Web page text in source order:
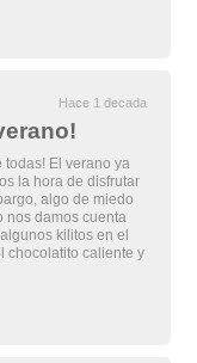
Hace 1 decada
todas! El verano ya
la hora de disfrutar
algo de miedo
nos damos cuenta
kilitos en el
chocolatito caliente y